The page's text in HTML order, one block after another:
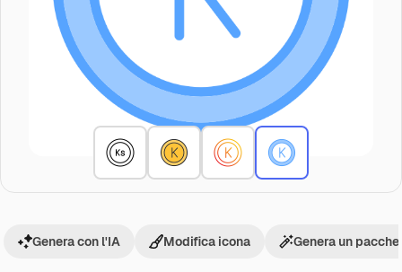
Genera con l'IA Modifica icona Genera un